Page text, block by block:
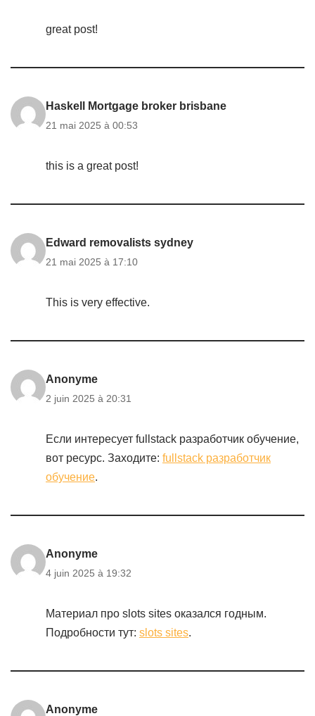
great post!
Haskell Mortgage broker brisbane
21 mai 2025 à 00:53
this is a great post!
Edward removalists sydney
21 mai 2025 à 17:10
This is very effective.
Anonyme
2 juin 2025 à 20:31
Если интересует fullstack разработчик обучение,
вот ресурс. Заходите: fullstack разработчик
обучение.
Anonyme
4 juin 2025 à 19:32
Материал про slots sites оказался годным.
Подробности тут: slots sites.
Anonyme